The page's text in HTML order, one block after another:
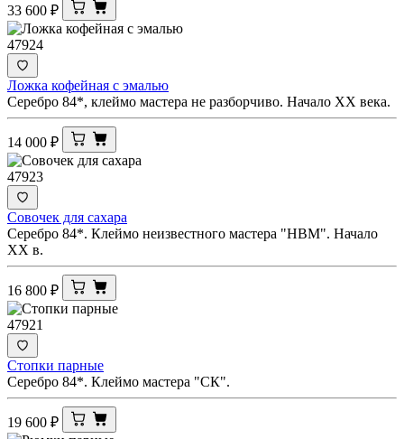
33 600 ₽
47924
Ложка кофейная с эмалью
Серебро 84*, клеймо мастера не разборчиво. Начало XX века.
14 000 ₽
47923
Совочек для сахара
Серебро 84*. Клеймо неизвестного мастера "НВМ". Начало
XX в.
16 800 ₽
47921
Стопки парные
Серебро 84*. Клеймо мастера "СК".
19 600 ₽